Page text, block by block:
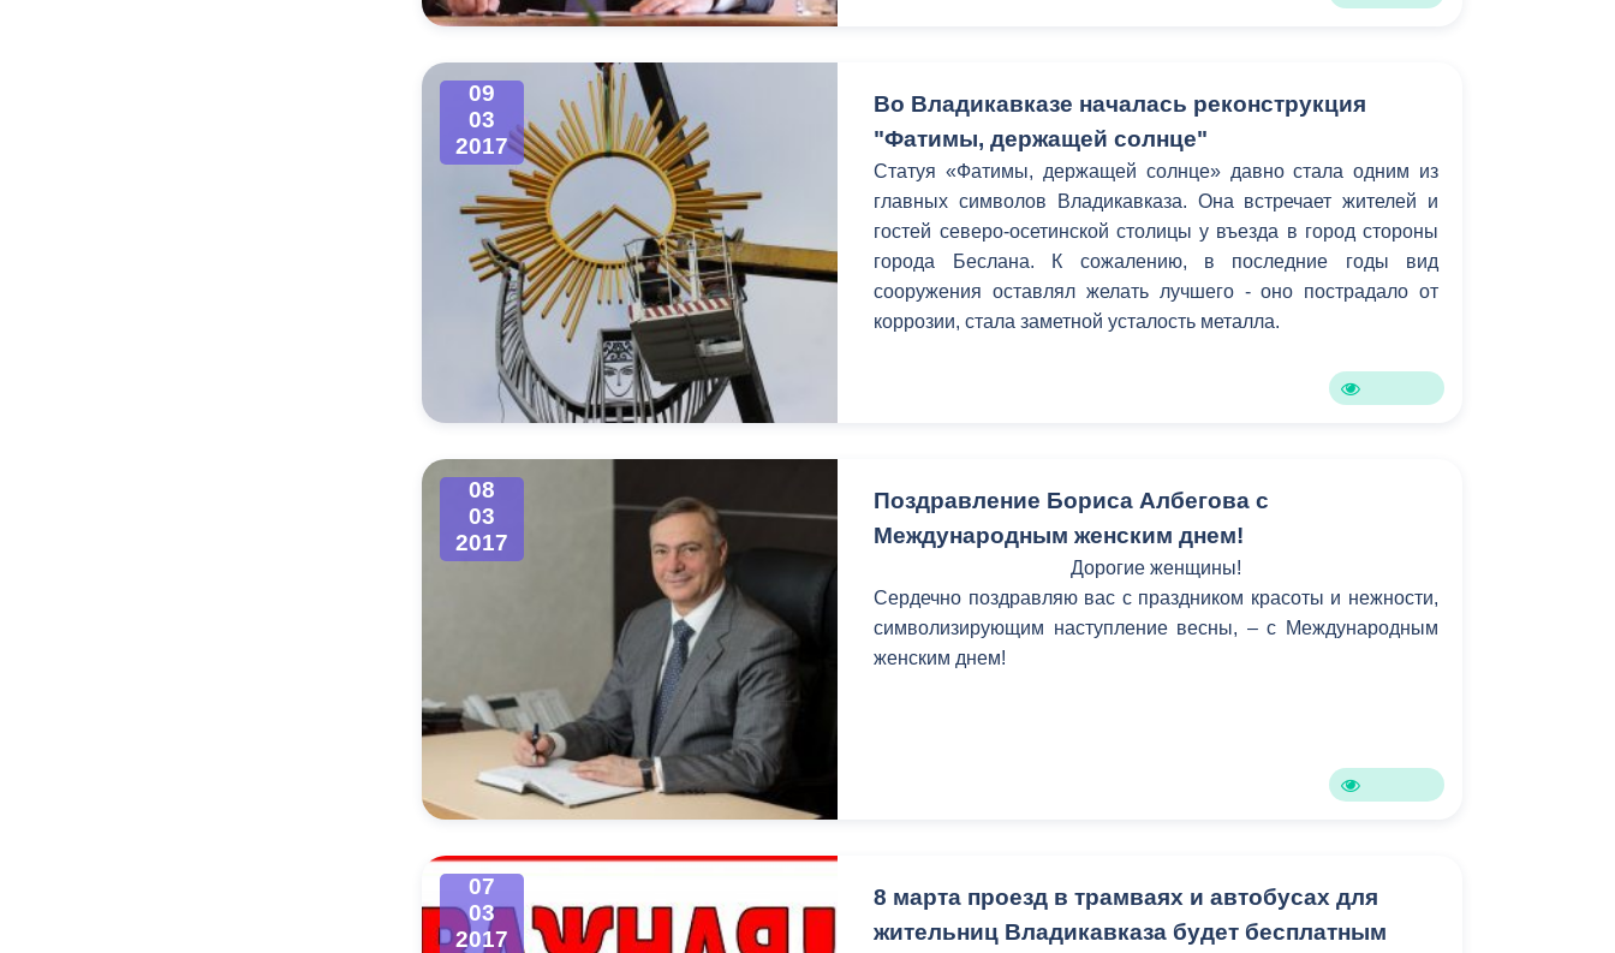
09
03
2017
Во Владикавказе началась реконструкция
"Фатимы, держащей солнце"
Статуя «Фатимы, держащей солнце» давно стала одним из
главных символов Владикавказа. Она встречает жителей и
гостей северо-осетинской столицы у въезда в город стороны
города Беслана. К сожалению, в последние годы вид
сооружения оставлял желать лучшего - оно пострадало от
коррозии, стала заметной усталость металла.
08
03
2017
Поздравление Бориса Албегова с
Международным женским днем!
Дорогие женщины!
Сердечно поздравляю вас с праздником красоты и нежности,
символизирующим наступление весны, – с Международным
женским днем!
07
03
2017
8 марта проезд в трамваях и автобусах для
жительниц Владикавказа будет бесплатным